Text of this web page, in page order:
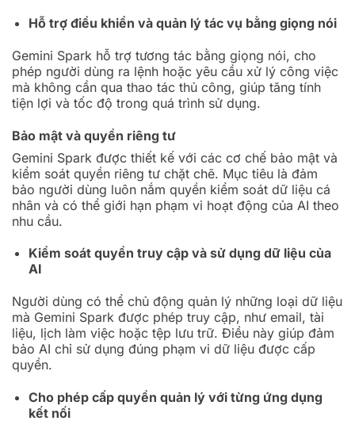
Hỗ trợ điều khiển và quản lý tác vụ bằng giọng nói
Gemini Spark hỗ trợ tương tác bằng giọng nói, cho
phép người dùng ra lệnh hoặc yêu cầu xử lý công việc
mà không cần qua thao tác thủ công, giúp tăng tính
tiện lợi và tốc độ trong quá trình sử dụng.
Bảo mật và quyền riêng tư
Gemini Spark được thiết kế với các cơ chế bảo mật và
kiểm soát quyền riêng tư chặt chẽ. Mục tiêu là đảm
bảo người dùng luôn nắm quyền kiểm soát dữ liệu cá
nhân và có thể giới hạn phạm vi hoạt động của AI theo
nhu cầu.
Kiểm soát quyền truy cập và sử dụng dữ liệu của
AI
Người dùng có thể chủ động quản lý những loại dữ liệu
mà Gemini Spark được phép truy cập, như email, tài
liệu, lịch làm việc hoặc tệp lưu trữ. Điều này giúp đảm
bảo AI chỉ sử dụng đúng phạm vi dữ liệu được cấp
quyền.
Cho phép cấp quyền quản lý với từng ứng dụng
kết nối